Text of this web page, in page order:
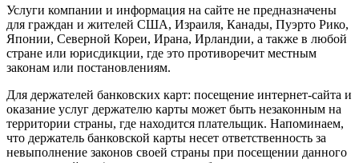
Услуги компании и информация на сайте не предназначены
для граждан и жителей США, Израиля, Канады, Пуэрто Рико,
Японии, Северной Кореи, Ирана, Ирландии, а также в любой
стране или юрисдикции, где это противоречит местным
законам или постановлениям.
Для держателей банковских карт: посещение интернет-сайта и
оказание услуг держателю карты может быть незаконным на
территории страны, где находится плательщик. Напоминаем,
что держатель банковской карты несет ответственность за
невыполнение законов своей страны при посещении данного